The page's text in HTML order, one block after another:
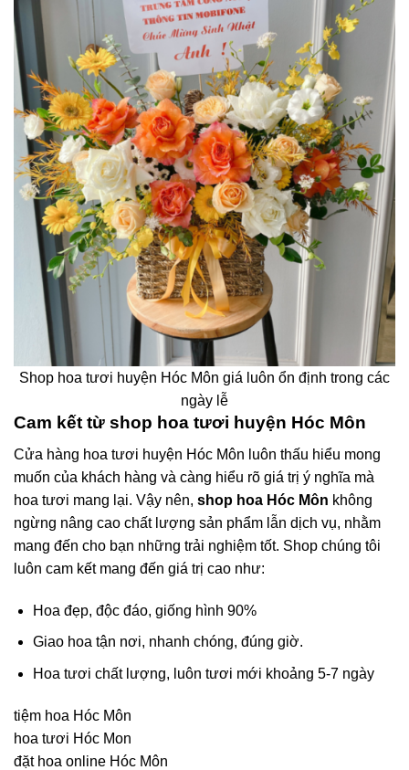
Shop hoa tươi huyện Hóc Môn giá luôn ổn định trong các
ngày lễ
Cam kết từ shop hoa tươi huyện Hóc Môn
Cửa hàng hoa tươi huyện Hóc Môn luôn thấu hiểu mong
muốn của khách hàng và càng hiểu rõ giá trị ý nghĩa mà
hoa tươi mang lại. Vậy nên, shop hoa Hóc Môn không
ngừng nâng cao chất lượng sản phẩm lẫn dịch vụ, nhằm
mang đến cho bạn những trải nghiệm tốt. Shop chúng tôi
luôn cam kết mang đến giá trị cao như:
Hoa đẹp, độc đáo, giống hình 90%
Giao hoa tận nơi, nhanh chóng, đúng giờ.
Hoa tươi chất lượng, luôn tươi mới khoảng 5-7 ngày
tiệm hoa Hóc Môn
hoa tươi Hóc Mon
đặt hoa online Hóc Môn